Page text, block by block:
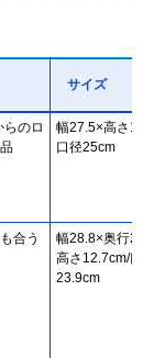
サイズ
のロ
幅27.5×高さ
口径25cm
合う
幅28.8×奥行
高さ12.7cm/口
23.9cm